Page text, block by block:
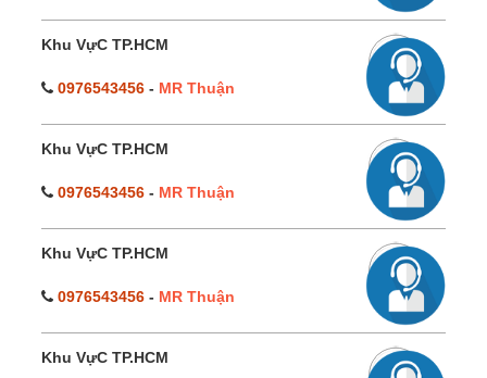
Khu VựC TP.HCM
0976543456 - MR Thuận
Khu VựC TP.HCM
0976543456 - MR Thuận
Khu VựC TP.HCM
0976543456 - MR Thuận
Khu VựC TP.HCM